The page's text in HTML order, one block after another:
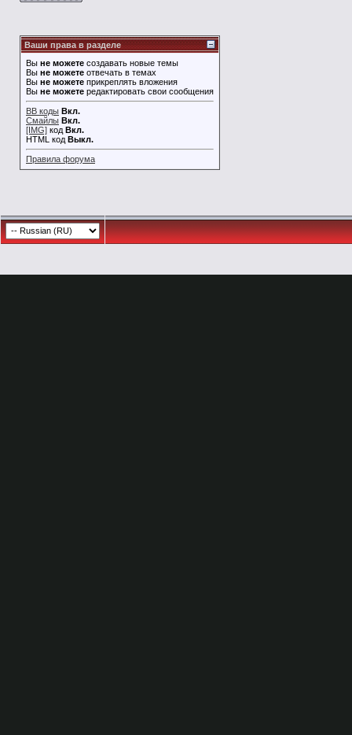
Ваши права в разделе
Вы не можете создавать новые темы
Вы не можете отвечать в темах
Вы не можете прикреплять вложения
Вы не можете редактировать свои сообщения
BB коды Вкл.
Смайлы Вкл.
[IMG] код Вкл.
HTML код Выкл.
Правила форума